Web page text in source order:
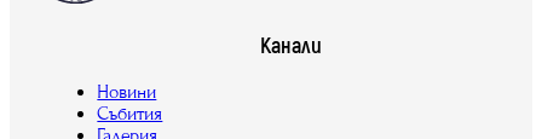
Канали
Новини
Събития